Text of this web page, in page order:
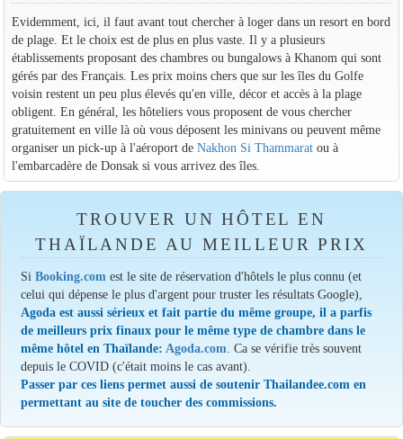
Evidemment, ici, il faut avant tout chercher à loger dans un resort en bord
de plage. Et le choix est de plus en plus vaste. Il y a plusieurs
établissements proposant des chambres ou bungalows à Khanom qui sont
gérés par des Français. Les prix moins chers que sur les îles du Golfe
voisin restent un peu plus élevés qu'en ville, décor et accès à la plage
obligent. En général, les hôteliers vous proposent de vous chercher
gratuitement en ville là où vous déposent les minivans ou peuvent même
organiser un pick-up à l'aéroport de Nakhon Si Thammaratou à
l'embarcadère de Donsak si vous arrivez des îles.
TROUVER UN HÔTEL EN
THAÏLANDE AU MEILLEUR PRIX
SiBooking.com est le site de réservation d'hôtels le plus connu (et
celui qui dépense le plus d'argent pour truster les résultats Google),
Agoda est aussi sérieux et fait partie du même groupe, il a parfis
de meilleurs prix finaux pour le même type de chambre dans le
même hôtel en Thaïlande: Agoda.com . Ca se vérifie très souvent
depuis le COVID (c'était moins le cas avant).
Passer par ces liens permet aussi de soutenir Thailandee.com en
permettant au site de toucher des commissions.